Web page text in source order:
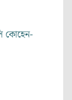
কোহেন-